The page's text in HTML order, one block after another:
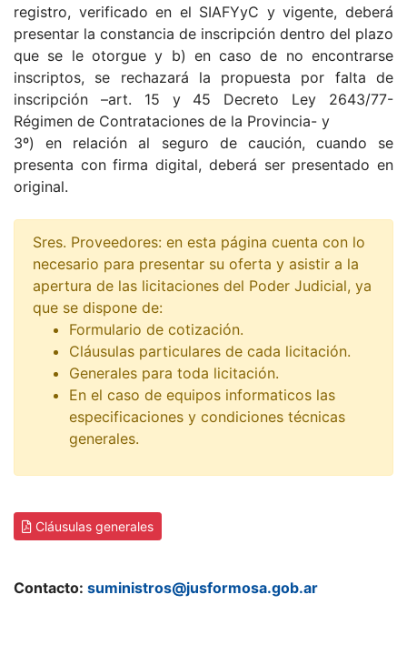
registro, verificado en el SIAFYyC y vigente, deberá
presentar la constancia de inscripción dentro del plazo
que se le otorgue y b) en caso de no encontrarse
inscriptos, se rechazará la propuesta por falta de
inscripción –art. 15 y 45 Decreto Ley 2643/77-
Régimen de Contrataciones de la Provincia- y
3º) en relación al seguro de caución, cuando se
presenta con firma digital, deberá ser presentado en
original.
Sres. Proveedores: en esta página cuenta con lo
necesario para presentar su oferta y asistir a la
apertura de las licitaciones del Poder Judicial, ya
que se dispone de:
Formulario de cotización.
Cláusulas particulares de cada licitación.
Generales para toda licitación.
En el caso de equipos informaticos las
especificaciones y condiciones técnicas
generales.
Cláusulas generales
Contacto: suministros@jusformosa.gob.ar